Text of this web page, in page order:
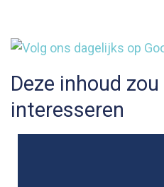
Deze inhoud
interesseren